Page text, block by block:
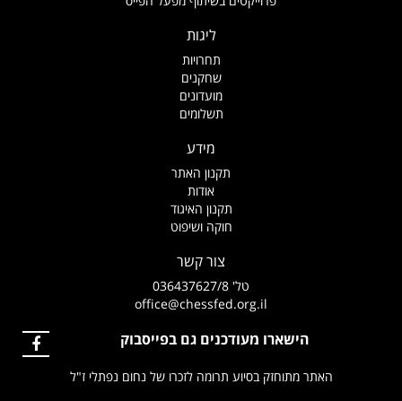
ליגות
תחרויות
שחקנים
מועדונים
תשלומים
מידע
תקנון האתר
אודות
תקנון האיגוד
חוקה ושיפוט
צור קשר
טל' 036437627/8
office@chessfed.org.il
הישארו מעודכנים גם בפייסבוק
האתר מתוחזק בסיוע תרומה לזכרו של נחום נפתלי ז"ל